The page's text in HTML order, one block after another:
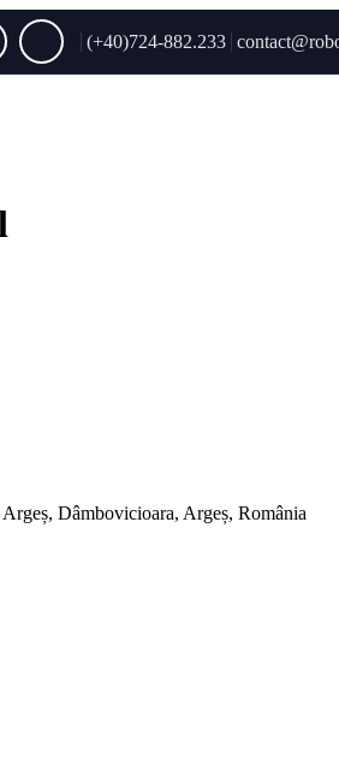
(+40)724-882.233
Dâmbovicioara, Argeș, România